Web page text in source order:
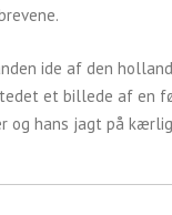
ide af den
et billede af en
og hans jagt på